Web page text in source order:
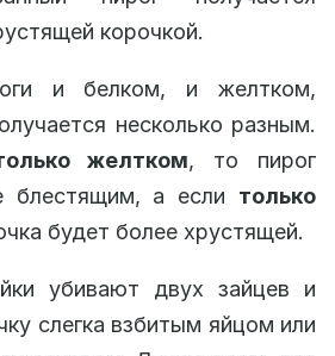
корочкой.
и белком, и желтком,
несколько разным.
желтком, то пирог
блестящим, а если только
будет более хрустящей.
убивают двух зайцев и
слегка взбитым яйцом или